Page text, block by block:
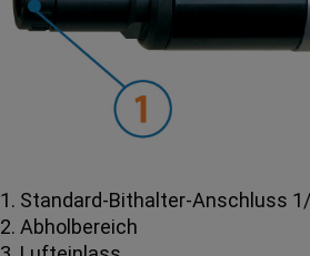
1. Standard-Bithalter-Anschluss
2. Abholbereich